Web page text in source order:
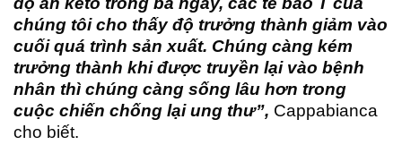
chúng tôi cho thấy độ trưởng thành giảm vào
cuối quá trình sản xuất. Chúng càng kém
trưởng thành khi được truyền lại vào bệnh
nhân thì chúng càng sống lâu hơn trong
cuộc chiến chống lại ung thư”, Cappabianca
cho biết.